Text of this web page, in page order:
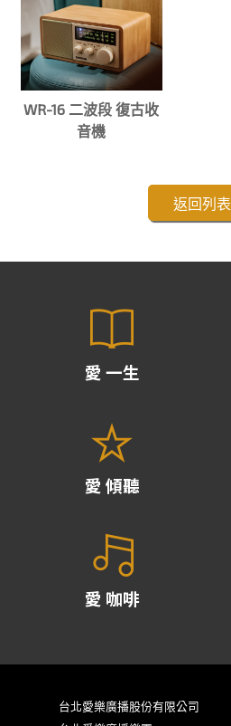
WR-16 二波段 復古收
音機
返回列表
愛 一生
愛 傾聽
愛 咖啡
台北愛樂廣播股份有限公司